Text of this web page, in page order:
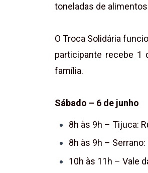
toneladas de
O Troca Solidária
participante recebe 1
família.
Sábado – 6 de junho
8h às 9h – Tijuca:
8h às 9h – Serrano:
10h às 11h – Vale